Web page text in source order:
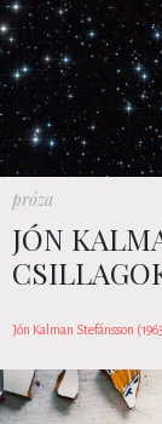
próza
JÓN
Jón Kalman Stefánsson